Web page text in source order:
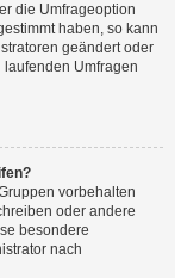
die Umfrageoption
haben, so kann
geändert oder
Umfragen
vorbehalten
oder andere
besondere
nach